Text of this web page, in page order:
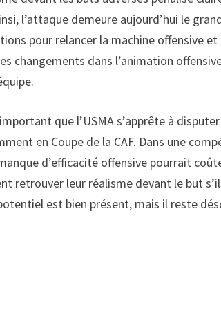
l’attaque demeure aujourd’hui le
pour relancer la machine offensive
changements dans l’animation
que l’USMA s’apprête à
en Coupe de la CAF. Dans une
d’efficacité offensive pourrait
retrouver leur réalisme devant le but
est bien présent, mais il reste